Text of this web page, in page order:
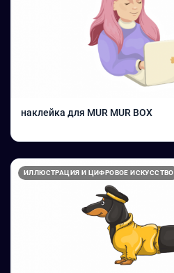
наклейка для MUR MUR BOX
ИЛЛЮСТРАЦИЯ И ЦИФРОВОЕ ИСКУССТВО